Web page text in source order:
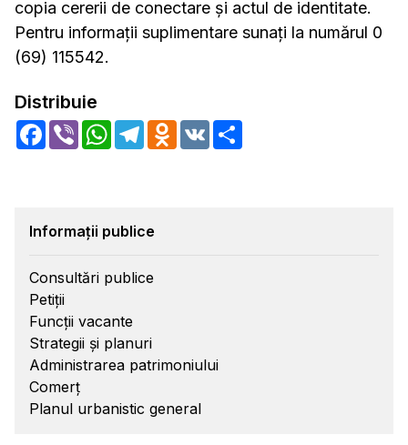
copia cererii de conectare și actul de identitate.
Pentru informații suplimentare sunați la numărul 0
(69) 115542.
Distribuie
Facebook
Viber WhatsApp
TelegramOdnoklassniki
VK
Informații publice
Consultări publice
Petiții
Funcții vacante
Strategii și planuri
Administrarea patrimoniului
Comerț
Planul urbanistic general